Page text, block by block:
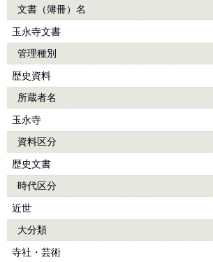
文書（簿冊）名
玉永寺文書
管理種別
歴史資料
所蔵者名
玉永寺
資料区分
歴史文書
時代区分
近世
大分類
寺社・芸術